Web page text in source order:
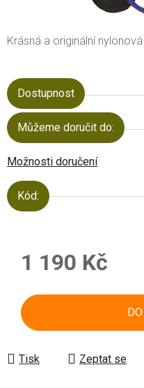
Krásná a originální
Dostupnost
Můžeme doručit do:
Možnosti doručení
Kód:
1 190 Kč
Tisk Zeptat se